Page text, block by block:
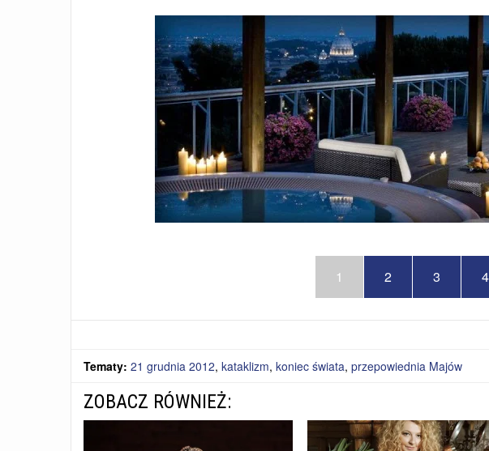
1 2 3 4
Tematy: 21 grudnia 2012, kataklizm, koniec świata, przepowiednia Majów
ZOBACZ RÓWNIEŻ: